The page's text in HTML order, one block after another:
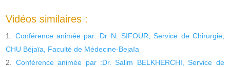
Vidéos similaires :
Conférence animée par: Dr N. SIFOUR, Service de Chirurgie,
CHU Béjaïa, Faculté de Médecine-Bejaïa
Conférence animée par :Dr. Salim BELKHERCHI, Service de